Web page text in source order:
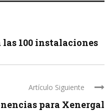
las 100 instalaciones
Artículo Siguiente
para Xenergal